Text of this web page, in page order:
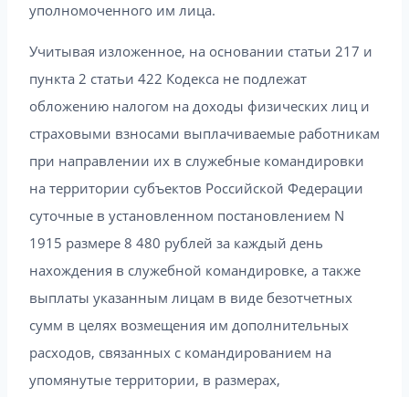
уполномоченного им лица.
Учитывая изложенное, на основании статьи 217 и
пункта 2 статьи 422 Кодекса не подлежат
обложению налогом на доходы физических лиц и
страховыми взносами выплачиваемые работникам
при направлении их в служебные командировки
на территории субъектов Российской Федерации
суточные в установленном постановлением N
1915 размере 8 480 рублей за каждый день
нахождения в служебной командировке, а также
выплаты указанным лицам в виде безотчетных
сумм в целях возмещения им дополнительных
расходов, связанных с командированием на
упомянутые территории, в размерах,